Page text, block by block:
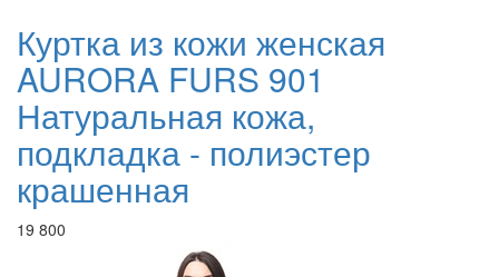
Куртка из кожи женская
AURORA FURS 901
Натуральная кожа,
подкладка - полиэстер
крашенная
19 800